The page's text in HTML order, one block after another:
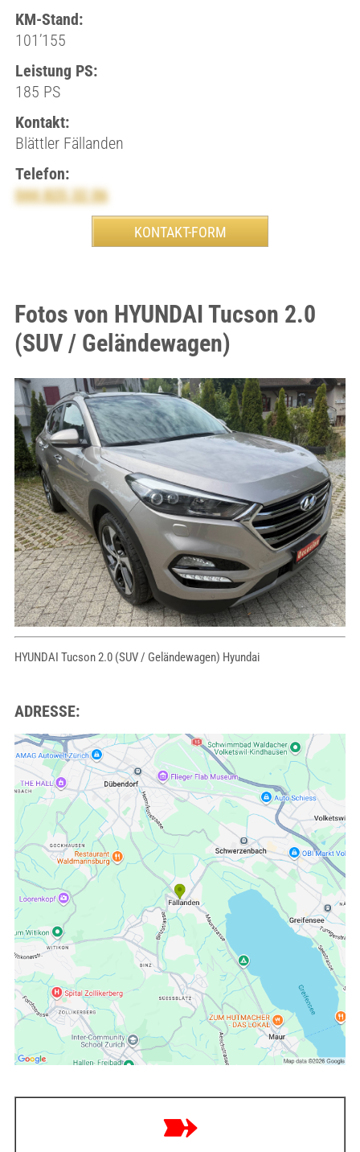
KM-Stand:
101’155
Leistung PS:
185 PS
Kontakt:
Blättler Fällanden
Telefon:
044 825 32 06
Fotos von HYUNDAI Tucson 2.0
(SUV / Geländewagen)
HYUNDAI Tucson 2.0 (SUV / Geländewagen) Hyundai
ADRESSE: